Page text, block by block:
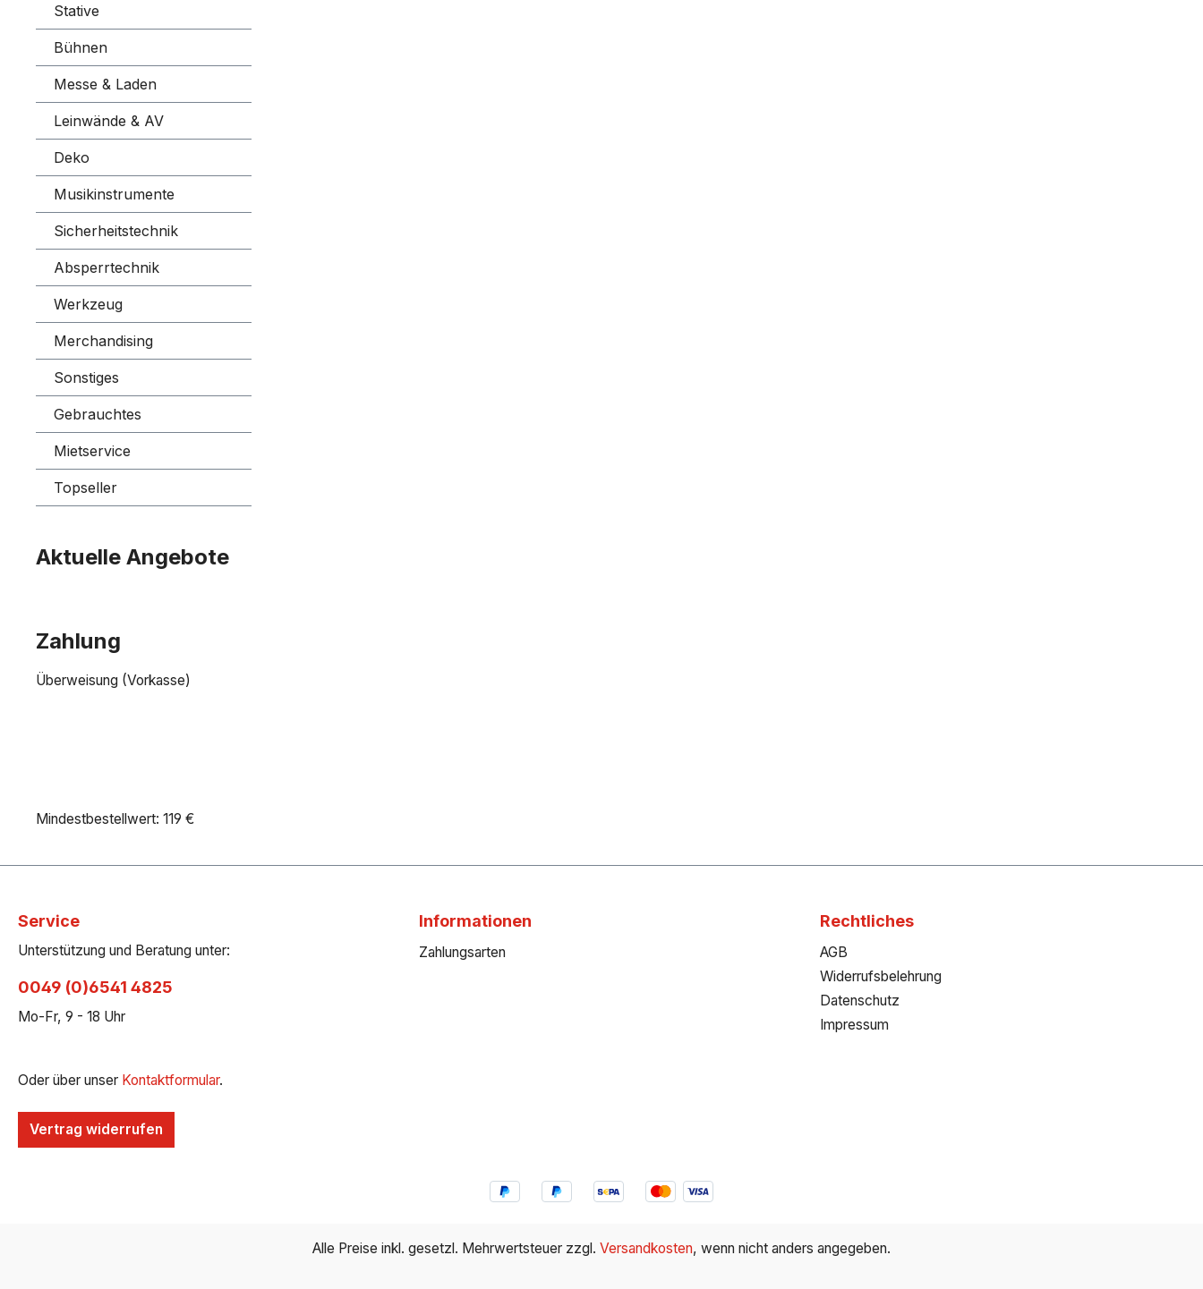
Stative
Bühnen
Messe & Laden
Leinwände & AV
Deko
Musikinstrumente
Sicherheitstechnik
Absperrtechnik
Werkzeug
Merchandising
Sonstiges
Gebrauchtes
Mietservice
Topseller
Aktuelle Angebote
Zahlung
Überweisung (Vorkasse)
Mindestbestellwert: 119 €
Service
Unterstützung und Beratung unter:
0049 (0)6541 4825
Mo-Fr, 9 - 18 Uhr
Oder über unser Kontaktformular.
Vertrag widerrufen
Informationen
Zahlungsarten
Rechtliches
AGB
Widerrufsbelehrung
Datenschutz
Impressum
Alle Preise inkl. gesetzl. Mehrwertsteuer zzgl. Versandkosten, wenn nicht anders angegeben.